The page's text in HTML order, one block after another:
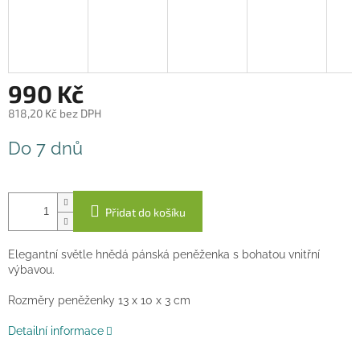
990 Kč
818,20 Kč bez DPH
cena:
Do 7 dnů
Přidat do košíku
Elegantní světle hnědá pánská peněženka s bohatou vnitřní
výbavou.
Rozměry peněženky 13 x 10 x 3 cm
Detailní informace